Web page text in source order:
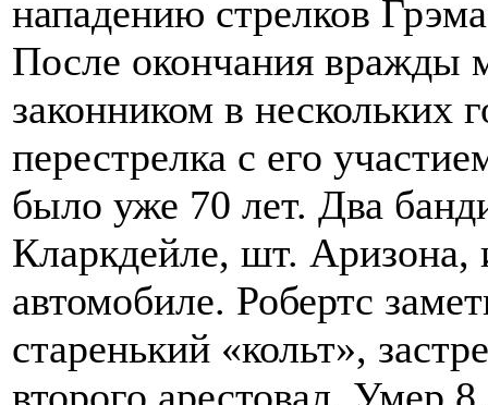
нападению стрелков
После окончания вражды
законником в нескольких
перестрелка с его
было уже 70 лет. Два
Кларкдейле, шт. Аризона,
автомобиле. Робертс
старенький «кольт»,